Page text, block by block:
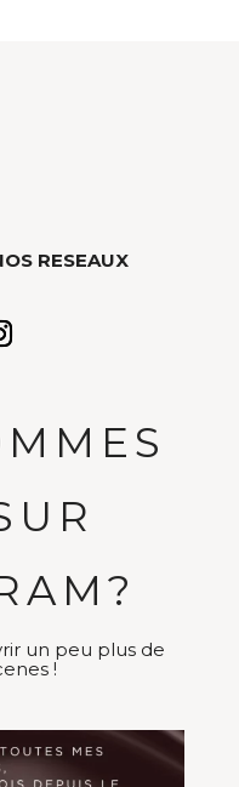
RESEAUX
un peu plus de
!